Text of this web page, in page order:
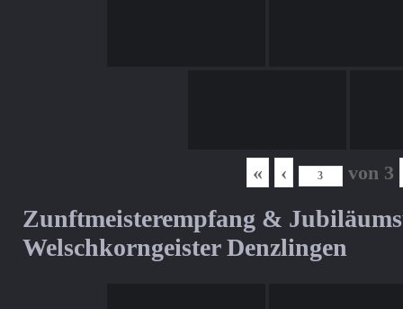
« ‹ von 3
Zunftmeisterempfang &
Welschkorngeister Denzlingen